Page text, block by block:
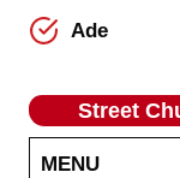
Ade
Street
MENU